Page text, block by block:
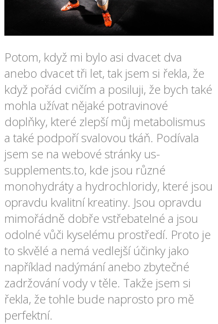
Potom, když mi bylo asi dvacet dva
anebo dvacet tři let, tak jsem si řekla, že
když pořád cvičím a posiluji, že bych také
mohla užívat nějaké potravinové
doplňky, které zlepší můj metabolismus
a také podpoří svalovou tkáň. Podívala
jsem se na webové stránky us-
supplements.to, kde jsou různé
monohydráty a hydrochloridy, které jsou
opravdu kvalitní kreatiny. Jsou opravdu
mimořádně dobře vstřebatelné a jsou
odolné vůči kyselému prostředí. Proto je
to skvělé a nemá vedlejší účinky jako
například nadýmání anebo zbytečné
zadržování vody v těle. Takže jsem si
řekla, že tohle bude naprosto pro mě
perfektní.